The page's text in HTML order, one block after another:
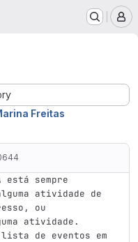
Freitas
está sempre
atividade de
ou
atividade.
de eventos em